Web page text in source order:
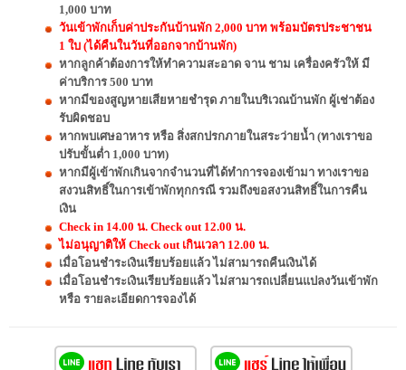
1,000 บาท
วันเข้าพักเก็บค่าประกันบ้านพัก 2,000 บาท พร้อมบัตรประชาชน
1 ใบ (ได้คืนในวันที่ออกจากบ้านพัก)
หากลูกค้าต้องการให้ทำความสะอาด จาน ชาม เครื่องครัวให้ มี
ค่าบริการ 500 บาท
หากมีของสูญหายเสียหายชำรุด ภายในบริเวณบ้านพัก ผู้เช่าต้อง
รับผิดชอบ
หากพบเศษอาหาร หรือ สิ่งสกปรกภายในสระว่ายน้ำ (ทางเราขอ
ปรับขั้นต่ำ 1,000 บาท)
หากมีผู้เข้าพักเกินจากจำนวนที่ได้ทำการจองเข้ามา ทางเราขอ
สงวนสิทธิ์ในการเข้าพักทุกกรณี รวมถึงขอสงวนสิทธิ์ในการคืน
เงิน
Check in 14.00 น. Check out 12.00 น.
ไม่อนุญาติให้ Check out เกินเวลา 12.00 น.
เมื่อโอนชำระเงินเรียบร้อยแล้ว ไม่สามารถคืนเงินได้
เมื่อโอนชำระเงินเรียบร้อยแล้ว ไม่สามารถเปลี่ยนแปลงวันเข้าพัก
หรือ รายละเอียดการจองได้